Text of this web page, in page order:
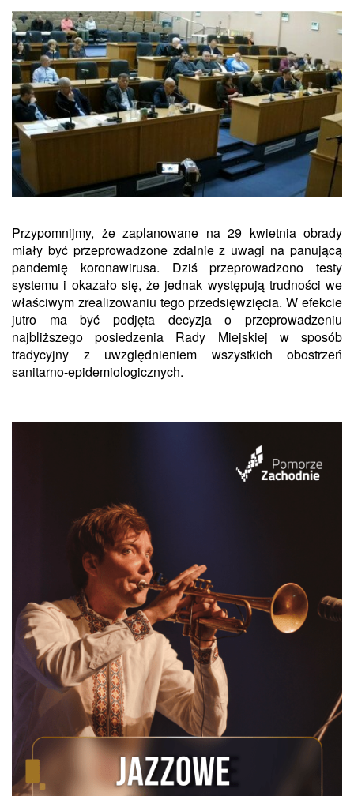
Przypomnijmy, że zaplanowane na 29 kwietnia obrady
miały być przeprowadzone zdalnie z uwagi na panującą
pandemię koronawirusa. Dziś przeprowadzono testy
systemu i okazało się, że jednak występują trudności we
właściwym zrealizowaniu tego przedsięwzięcia. W efekcie
jutro ma być podjęta decyzja o przeprowadzeniu
najbliższego posiedzenia Rady Miejskiej w sposób
tradycyjny z uwzględnieniem wszystkich obostrzeń
sanitarno-epidemiologicznych.